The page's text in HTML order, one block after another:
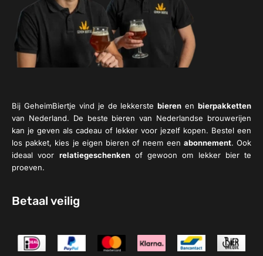
Bij GeheimBiertje vind je de lekkerstebieren en bierpakketten
van Nederland. De beste bieren van Nederlandse brouwerijen
kan je geven als cadeau of lekker voor jezelf kopen. Bestel een
los pakket, kies je eigen bieren of neem een abonnement. Ook
ideaal voor relatiegeschenkenof gewoon om lekker bier te
proeven.
Betaal veilig